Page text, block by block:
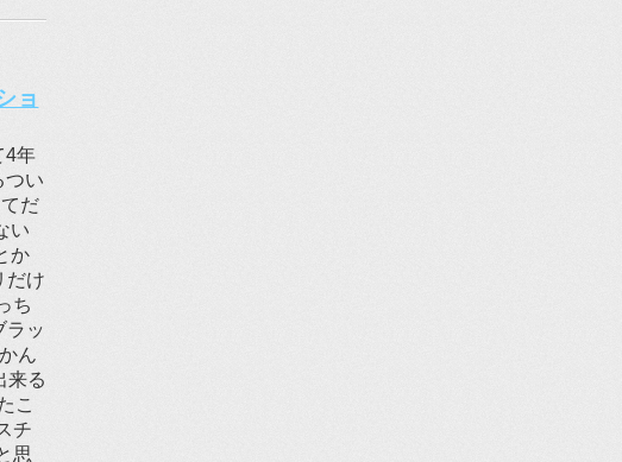
ョ
4年
つい
だ
い
か
だけ
ち
ラッ
ん
来る
こ
チ
思